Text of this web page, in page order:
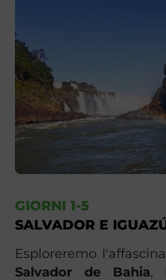
GIORNI 1-5
SALVADOR E
Esploreremo
Salvador de Bahia,